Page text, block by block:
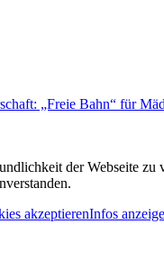
„Freie Bahn“ für
der Webseite
akzeptierenInfos